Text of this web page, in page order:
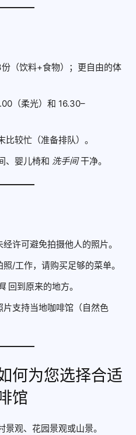
（饮料+食物）；更自由的体
（柔光）和 16.30–
较忙（准备排队）。
、婴儿椅和 洗手间干净。
许可避免拍摄他人的照片。
/工作，请购买足够的菜单。
回到原来的地方。
支持当地咖啡馆（自然色
何为您选择合适
馆
景观、花园景观或山景。